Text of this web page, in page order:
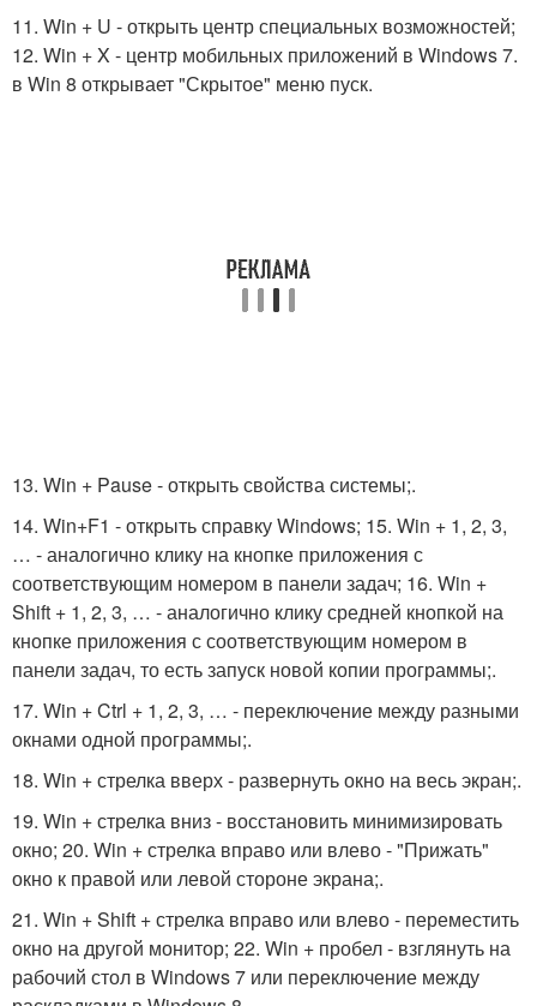
11. Win + U - открыть центр специальных возможностей;
12. Win + X - центр мобильных приложений в Windows 7.
в Win 8 открывает "Скрытое" меню пуск.
13. Win + Pause - открыть свойства системы;.
14. Win+F1 - открыть справку Windows; 15. Win + 1, 2, 3,
… - аналогично клику на кнопке приложения с
соответствующим номером в панели задач; 16. Win +
Shift + 1, 2, 3, … - аналогично клику средней кнопкой на
кнопке приложения с соответствующим номером в
панели задач, то есть запуск новой копии программы;.
17. Win + Ctrl + 1, 2, 3, … - переключение между разными
окнами одной программы;.
18. Win + стрелка вверх - развернуть окно на весь экран;.
19. Win + стрелка вниз - восстановить минимизировать
окно; 20. Win + стрелка вправо или влево - "Прижать"
окно к правой или левой стороне экрана;.
21. Win + Shift + стрелка вправо или влево - переместить
окно на другой монитор; 22. Win + пробел - взглянуть на
рабочий стол в Windows 7 или переключение между